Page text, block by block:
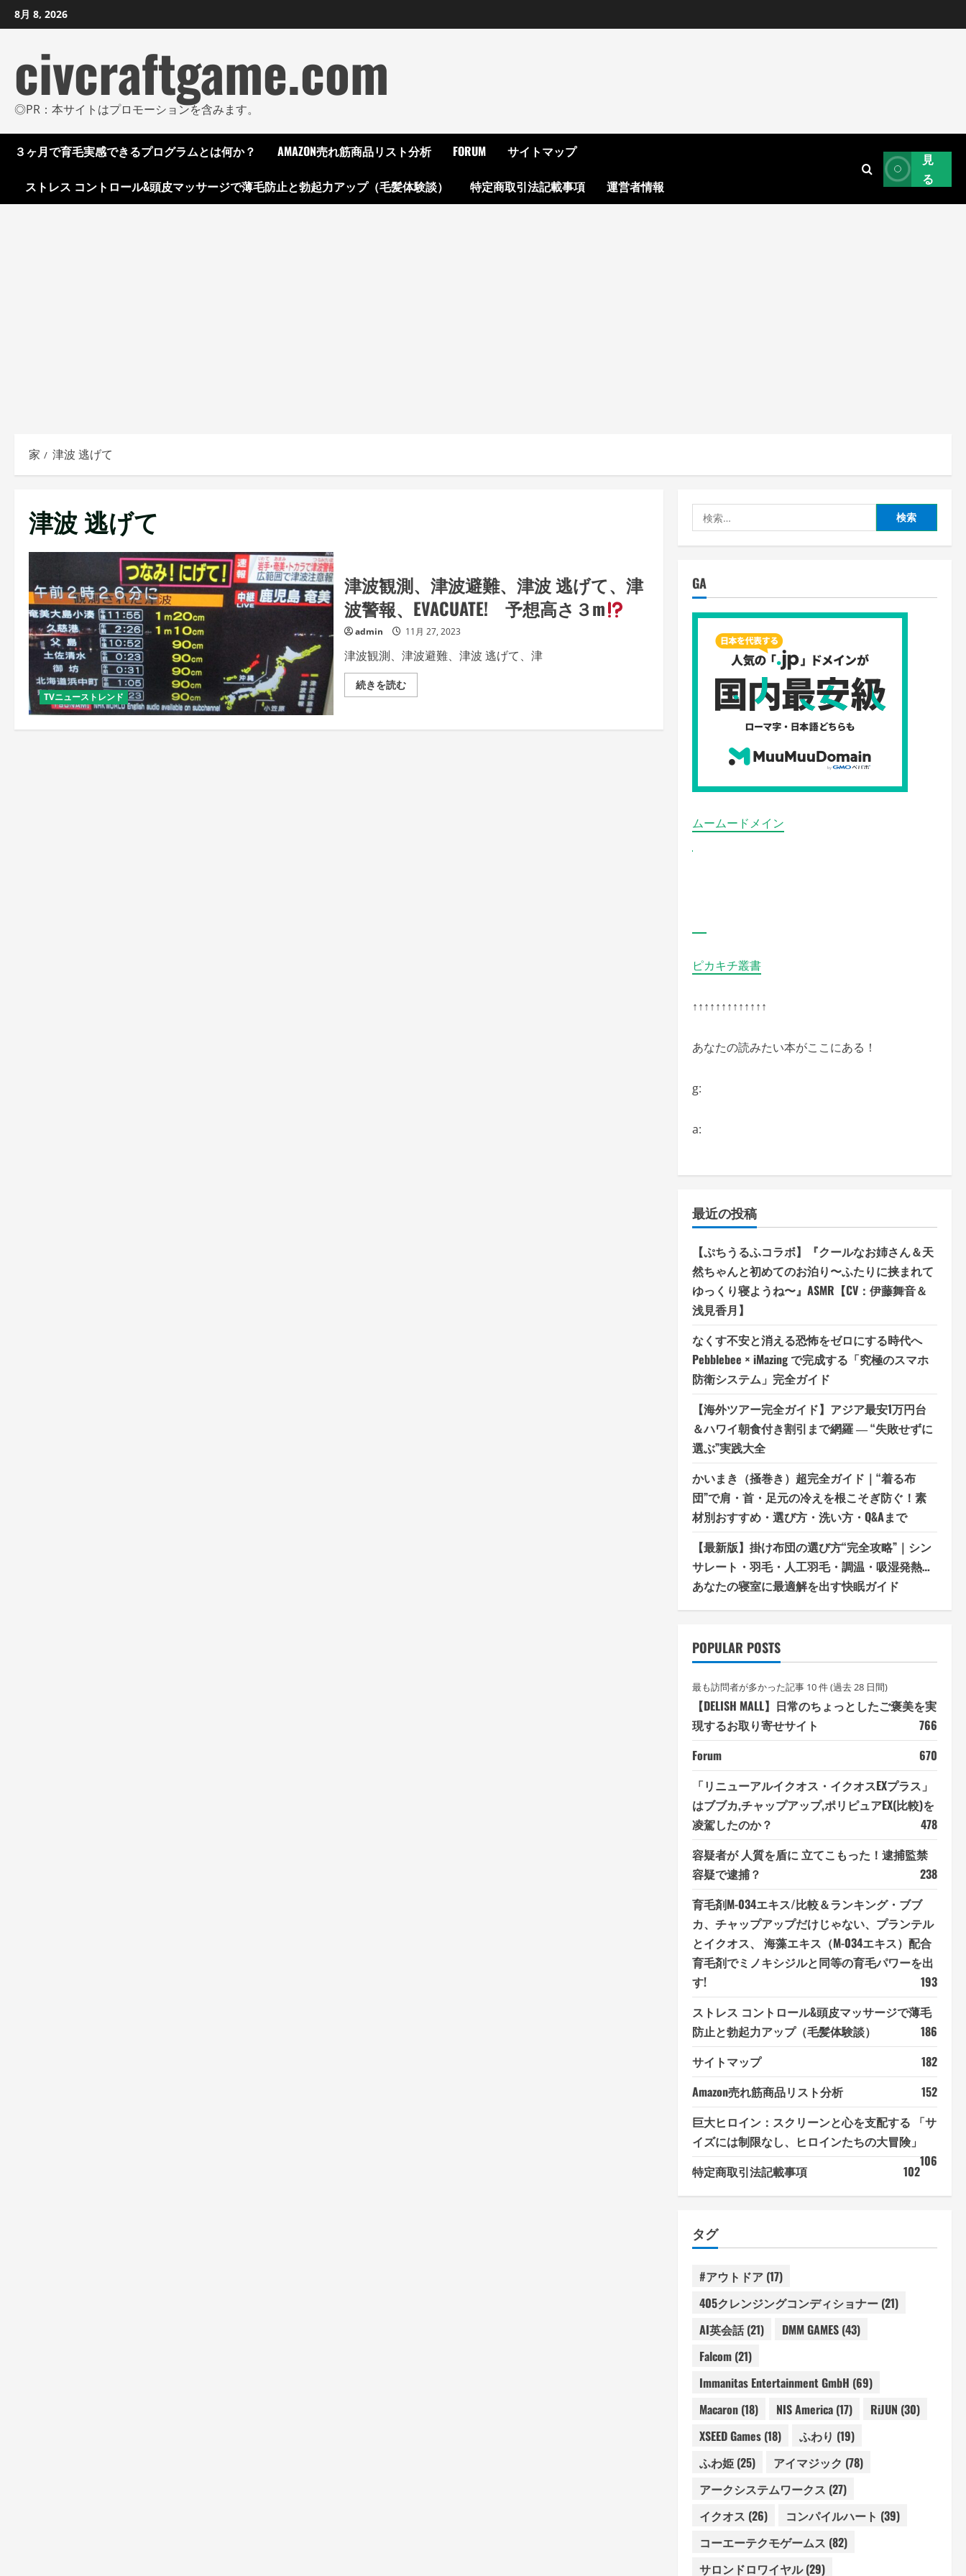
ン
し
8月 8, 2026
civcraftgame.com
◎PR：本サイトはプロモーションを含みます。
３ヶ月で育毛実感できるプログラムとは何か？ AMAZON売れ筋商品リスト分析 FORUM サイトマップ
ストレス コントロール&頭皮マッサージで薄毛防止と勃起力アップ（毛髪体験談） 特定商取引法記載事項 運営者情報
見
る
家 津波 逃げて
津波 逃げて
TVニューストレンド
津波観測、津波避難、津波 逃げて、津
波警報、EVACUATE! 予想高さ３m
admin 11月 27, 2023
津波観測、津波避難、津波 逃げて、津
続きを読む津
波
索:
GA
ムームードメイン
ピカキチ叢書
↑↑↑↑↑↑↑↑↑↑↑↑↑
あなたの読みたい本がここにある！
g:
a:
最近の投稿
【ぷちうるふコラボ】『クールなお姉さん＆天
然ちゃんと初めてのお泊り〜ふたりに挟まれて
ゆっくり寝ようね〜』ASMR【CV：伊藤舞音＆
浅見香月】
なくす不安と消える恐怖をゼロにする時代へ
Pebblebee × iMazing で完成する「究極のスマホ
防衛システム」完全ガイド
【海外ツアー完全ガイド】アジア最安1万円台
＆ハワイ朝食付き割引まで網羅 ― “失敗せずに
選ぶ”実践大全
かいまき（掻巻き）超完全ガイド｜“着る布
団”で肩・首・足元の冷えを根こそぎ防ぐ！素
材別おすすめ・選び方・洗い方・Q&Aまで
【最新版】掛け布団の選び方“完全攻略”｜シン
サレート・羽毛・人工羽毛・調温・吸湿発熱…
あなたの寝室に最適解を出す快眠ガイド
POPULAR POSTS
最も訪問者が多かった記事 10 件 (過去 28 日間)
【DELISH MALL】日常のちょっとしたご褒美を実
現するお取り寄せサイト
766
Forum
670
「リニューアルイクオス・イクオスEXプラス」
はブブカ,チャップアップ,ポリピュアEX(比較)を
凌駕したのか？
478
容疑者が 人質を盾に 立てこもった！逮捕監禁
容疑で逮捕？
238
育毛剤M-034エキス/比較＆ランキング・ブブ
カ、チャップアップだけじゃない、プランテル
とイクオス、 海藻エキス（M-034エキス）配合
育毛剤でミノキシジルと同等の育毛パワーを出
す!
193
ストレス コントロール&頭皮マッサージで薄毛
防止と勃起力アップ（毛髪体験談）
186
サイトマップ
182
Amazon売れ筋商品リスト分析
152
巨大ヒロイン：スクリーンと心を支配する 「サ
イズには制限なし、ヒロインたちの大冒険」
106
特定商取引法記載事項 102
タグ
#アウトドア(17)
405クレンジングコンディショナー(21)
AI英会話(21) DMM GAMES(43)
Falcom(21)
Immanitas Entertainment GmbH (69)
Macaron(18) NIS America(17) RiJUN (30)
XSEED Games(18) ふわり (19)
ふわ姫(25) アイマジック (78)
アークシステムワークス (27)
イクオス (26) コンパイルハート (39)
コーエーテクモゲームス (82)
サロンドロワイヤル(29)